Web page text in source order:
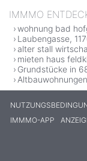
IMMMO
wohnung bad
Laubengasse,
alter stall
mieten haus
Grundstücke in
IMMMO-APP